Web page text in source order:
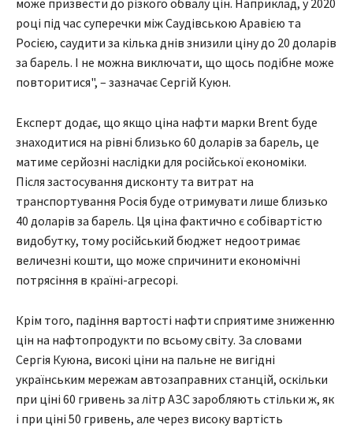
може призвести до різкого обвалу цін. Наприклад, у 2020
році під час суперечки між Саудівською Аравією та
Росією, саудити за кілька днів знизили ціну до 20 доларів
за барель. І не можна виключати, що щось подібне може
повторитися", – зазначає Сергій Куюн.
Експерт додає, що якщо ціна нафти марки Brent буде
знаходитися на рівні близько 60 доларів за барель, це
матиме серйозні наслідки для російської економіки.
Після застосування дисконту та витрат на
транспортування Росія буде отримувати лише близько
40 доларів за барель. Ця ціна фактично є собівартістю
видобутку, тому російський бюджет недоотримає
величезні кошти, що може спричинити економічні
потрясіння в країні-агресорі.
Крім того, падіння вартості нафти сприятиме зниженню
цін на нафтопродукти по всьому світу. За словами
Сергія Куюна, високі ціни на пальне не вигідні
українським мережам автозаправних станцій, оскільки
при ціні 60 гривень за літр АЗС заробляють стільки ж, як
і при ціні 50 гривень, але через високу вартість